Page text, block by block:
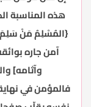
هذه المناسبة
{المُسْلِمُ مَنْ
وآثامه]
فالمؤمن في